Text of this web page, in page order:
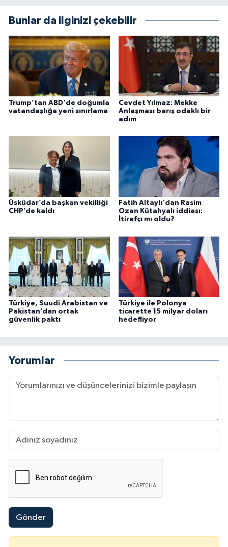
Bunlar da ilginizi çekebilir
Trump’tan ABD'de doğumla
vatandaşlığa yeni sınırlama
Cevdet Yılmaz: Mekke
Anlaşması barış odaklı bir
adım
Üsküdar’da başkan vekilliği
CHP’de kaldı
Fatih Altaylı'dan Rasim
Ozan Kütahyalı iddiası:
İtirafçı mı oldu?
Türkiye, Suudi Arabistan ve
Pakistan’dan ortak
güvenlik paktı
Türkiye ile Polonya
ticarette 15 milyar doları
hedefliyor
Yorumlar
Gönder